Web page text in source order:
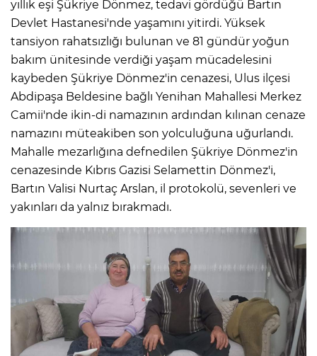
yıllık eşi Şükriye Dönmez, tedavi gördüğü Bartın
Devlet Hastanesi'nde yaşamını yitirdi. Yüksek
tansiyon rahatsızlığı bulunan ve 81 gündür yoğun
bakım ünitesinde verdiği yaşam mücadelesini
kaybeden Şükriye Dönmez'in cenazesi, Ulus ilçesi
Abdipaşa Beldesine bağlı Yenihan Mahallesi Merkez
Camii'nde ikin-di namazının ardından kılınan cenaze
namazını müteakiben son yolculuğuna uğurlandı.
Mahalle mezarlığına defnedilen Şükriye Dönmez'in
cenazesinde Kıbrıs Gazisi Selamettin Dönmez'i,
Bartın Valisi Nurtaç Arslan, il protokolü, sevenleri ve
yakınları da yalnız bırakmadı.